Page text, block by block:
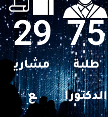
75
طلبة
الدكتورا
29
مشاري
ع